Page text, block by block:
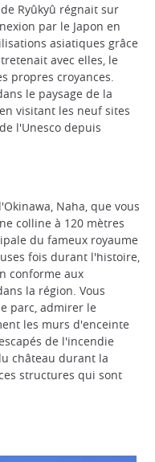
Ryûkyû régnait sur
par le Japon en
asiatiques grâce
avec elles, le
propres croyances.
le paysage de la
visitant les neuf sites
l'Unesco depuis
Naha, que vous
colline à 120 mètres
du fameux royaume
fois durant l'histoire,
conforme aux
la région. Vous
parc, admirer le
les murs d'enceinte
de l'incendie
château durant la
structures qui sont